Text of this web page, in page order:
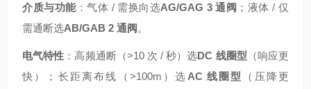
介质与功能 ：气体 / 需换向选AG/GAG 3 通阀 ；液体 / 仅
需通断选AB/GAB 2 通阀。
电气特性 ：高频通断（>10 次 / 秒）选DC 线圈型 （响应更
快）；长距离布线（>100m）选 AC 线圈型
（压降更